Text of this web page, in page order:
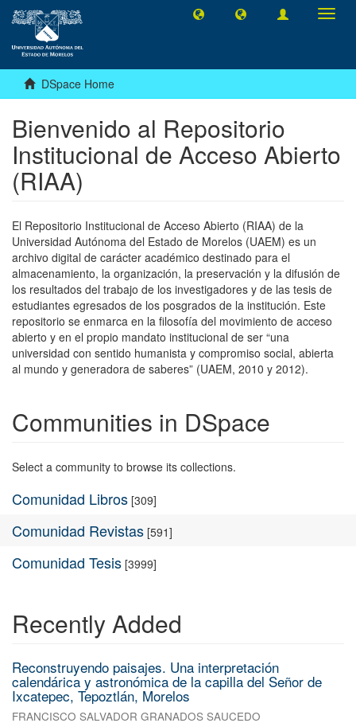
DSpace Home
Bienvenido al Repositorio
Institucional de Acceso Abierto
(RIAA)
El Repositorio Institucional de Acceso Abierto (RIAA) de la
Universidad Autónoma del Estado de Morelos (UAEM) es un
archivo digital de carácter académico destinado para el
almacenamiento, la organización, la preservación y la difusión de
los resultados del trabajo de los investigadores y de las tesis de
estudiantes egresados de los posgrados de la institución. Este
repositorio se enmarca en la filosofía del movimiento de acceso
abierto y en el propio mandato institucional de ser “una
universidad con sentido humanista y compromiso social, abierta
al mundo y generadora de saberes” (UAEM, 2010 y 2012).
Communities in DSpace
Select a community to browse its collections.
Comunidad Libros [309]
Comunidad Revistas [591]
Comunidad Tesis [3999]
Recently Added
Reconstruyendo paisajes. Una interpretación
calendárica y astronómica de la capilla del Señor de
Ixcatepec, Tepoztlán, Morelos
FRANCISCO SALVADOR GRANADOS SAUCEDO